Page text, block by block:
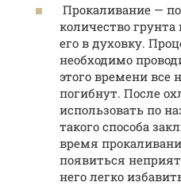
Прокаливание —
количество грунта
его в духовку.
необходимо
этого времени все
погибнут. После
использовать по
такого способа
время
появиться
него легко